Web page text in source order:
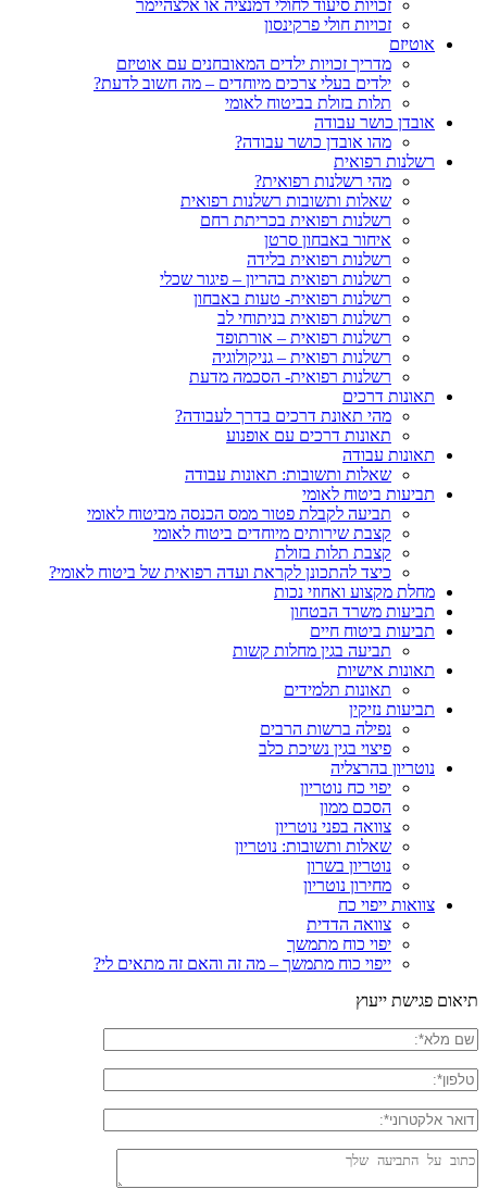
זכויות סיעוד לחולי דמנציה או אלצהיימר
זכויות חולי פרקינסון
אוטיזם
מדריך זכויות ילדים המאובחנים עם אוטיזם
ילדים בעלי צרכים מיוחדים – מה חשוב לדעת?
תלות בזולת בביטוח לאומי
אובדן כושר עבודה
מהו אובדן כושר עבודה?
רשלנות רפואית
מהי רשלנות רפואית?
שאלות ותשובות רשלנות רפואית
רשלנות רפואית בכריתת רחם
איחור באבחון סרטן
רשלנות רפואית בלידה
רשלנות רפואית בהריון – פיגור שכלי
רשלנות רפואית- טעות באבחון
רשלנות רפואית בניתוחי לב
רשלנות רפואית – אורתופד
רשלנות רפואית – גניקולוגיה
רשלנות רפואית- הסכמה מדעת
תאונות דרכים
מהי תאונת דרכים בדרך לעבודה?
תאונות דרכים עם אופנוע
תאונות עבודה
שאלות ותשובות: תאונות עבודה
תביעות ביטוח לאומי
תביעה לקבלת פטור ממס הכנסה מביטוח לאומי
קצבת שירותים מיוחדים ביטוח לאומי
קצבת תלות בזולת
כיצד להתכונן לקראת ועדה רפואית של ביטוח לאומי?
מחלת מקצוע ואחוזי נכות
תביעות משרד הבטחון
תביעות ביטוח חיים
תביעה בגין מחלות קשות
תאונות אישיות
תאונות תלמידים
תביעות נזיקין
נפילה ברשות הרבים
פיצוי בגין נשיכת כלב
נוטריון בהרצליה
יפוי כח נוטריון
הסכם ממון
צוואה בפני נוטריון
שאלות ותשובות: נוטריון
נוטריון בשרון
מחירון נוטריון
צוואות ייפוי כח
צוואה הדדית
יפוי כוח מתמשך
ייפוי כוח מתמשך – מה זה והאם זה מתאים לי?
תיאום פגישת ייעוץ